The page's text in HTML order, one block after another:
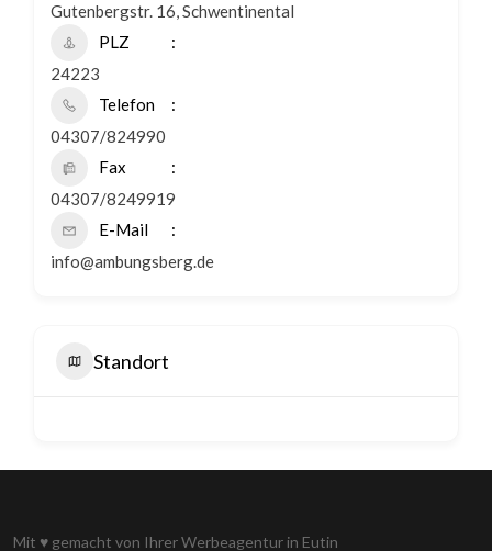
Gutenbergstr. 16, Schwentinental
PLZ
24223
Telefon
04307/824990
Fax
04307/8249919
E-Mail
info@ambungsberg.de
Standort
Mit ♥ gemacht von IhrerWerbeagentur in Eutin